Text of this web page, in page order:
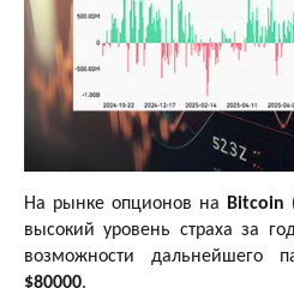
На рынке опционов на Bitcoin
высокий уровень страха за
возможности дальнейшего
$80000.